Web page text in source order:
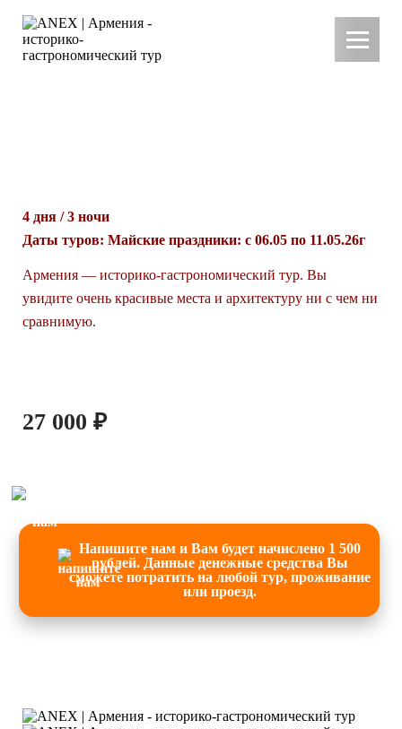
4 дня / 3 ночи
Даты туров: Майские праздники: с 06.05 по 11.05.26г
Армения — историко-гастрономический тур. Вы
увидите очень красивые места и архитектуру ни с чем ни
сравнимую.
27 000 ₽
Напишите нам и Вам будет начислено 1 500
рублей. Данные денежные средства Вы
сможете потратить на любой тур, проживание
или проезд.